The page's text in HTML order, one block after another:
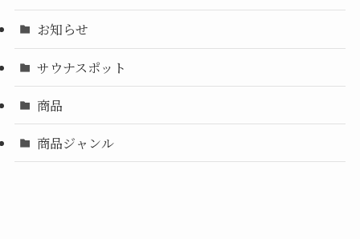
お知らせ
サウナスポット
商品
商品ジャンル